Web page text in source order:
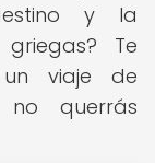
y la
Te
viaje de
no querrás